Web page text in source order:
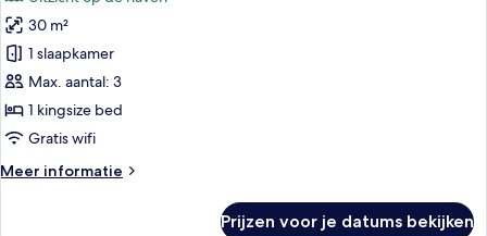
Luxe
kamer,
kingsize
bed
(Old
View,
30 m²
1 slaapkamer
Max. aantal: 3
1 kingsize bed
Gratis wifi
Meer informatie
Meer
Prijzen voor je datums bekijken